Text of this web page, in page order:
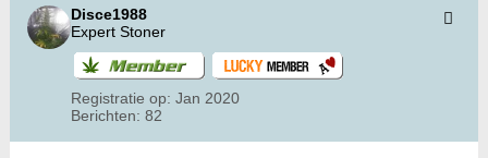
Disce1988
Expert Stoner
Registratie op: Jan 2020
Berichten: 82